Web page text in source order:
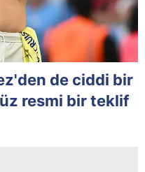
de ciddi bir
resmi bir teklif